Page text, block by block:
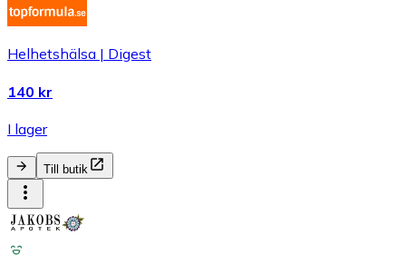
Helhetshälsa | Digest
140 kr
I lager
Till butik